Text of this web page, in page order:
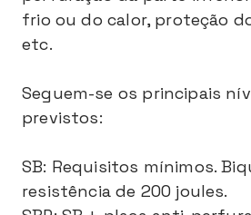
frio ou do calor, proteção
etc.
Seguem-se os principais
previstos:
SB: Requisitos mínimos.
resistência de 200 joules.